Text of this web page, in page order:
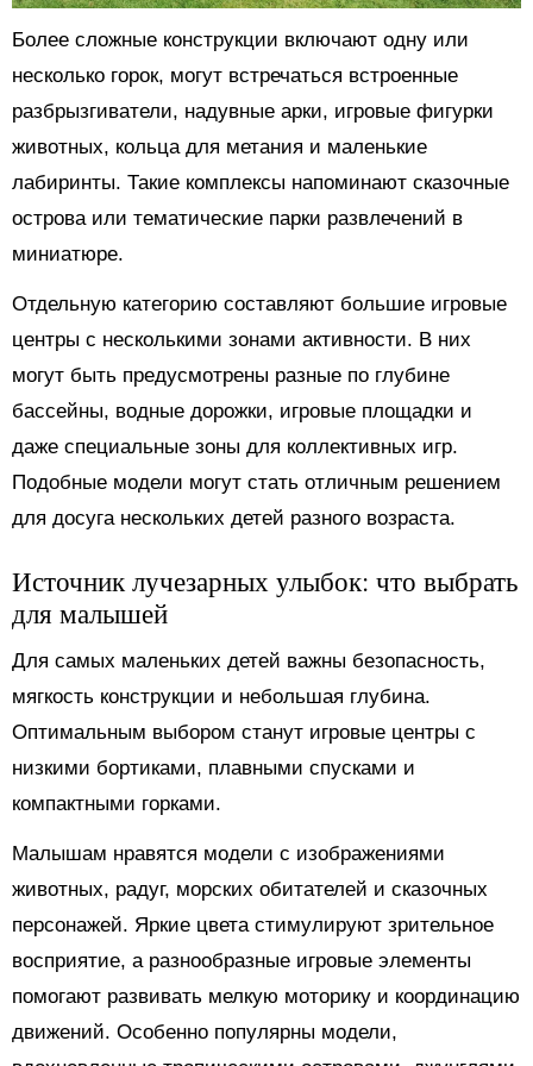
Более сложные конструкции включают одну или
несколько горок, могут встречаться встроенные
разбрызгиватели, надувные арки, игровые фигурки
животных, кольца для метания и маленькие
лабиринты. Такие комплексы напоминают сказочные
острова или тематические парки развлечений в
миниатюре.
Отдельную категорию составляют большие игровые
центры с несколькими зонами активности. В них
могут быть предусмотрены разные по глубине
бассейны, водные дорожки, игровые площадки и
даже специальные зоны для коллективных игр.
Подобные модели могут стать отличным решением
для досуга нескольких детей разного возраста.
Источник лучезарных улыбок: что выбрать
для малышей
Для самых маленьких детей важны безопасность,
мягкость конструкции и небольшая глубина.
Оптимальным выбором станут игровые центры с
низкими бортиками, плавными спусками и
компактными горками.
Малышам нравятся модели с изображениями
животных, радуг, морских обитателей и сказочных
персонажей. Яркие цвета стимулируют зрительное
восприятие, а разнообразные игровые элементы
помогают развивать мелкую моторику и координацию
движений. Особенно популярны модели,